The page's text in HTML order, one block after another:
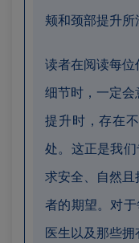
颊和颈部提升所
读者在阅读每位
细节时，一定会
提升时，存在
处。这正是我们
求安全、自然且
者的期望。对于
医生以及那些